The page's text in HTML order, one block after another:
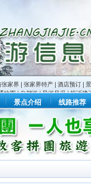
张家界 张家界特产 酒店预订
地图|自驾游|导游风采|投诉建
景点介绍 线路推荐